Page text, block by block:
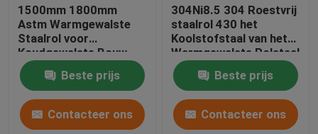
Roestvrij staalkanaal
Roestvrij staal I Straal
Roestvrij staal om Staaf
1500mm 1800mm
Astm Warmgewalste
Staalrol voor
Koudgewalste Bouw
201
Beste prijs
Contacteer ons
304Ni8.5 304 Roestvrij
staalrol 430 het
Koolstofstaal van het
Warmgewalste Rolstaal
Beste prijs
Contacteer ons